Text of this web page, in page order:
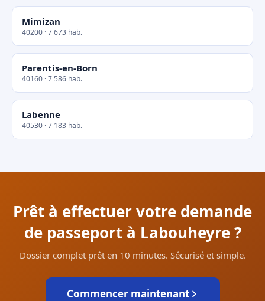
Mimizan
40200 · 7 673 hab.
Parentis-en-Born
40160 · 7 586 hab.
Labenne
40530 · 7 183 hab.
Prêt à effectuer votre demande
de passeport à Labouheyre ?
Dossier complet prêt en 10 minutes. Sécurisé et simple.
Commencer maintenant